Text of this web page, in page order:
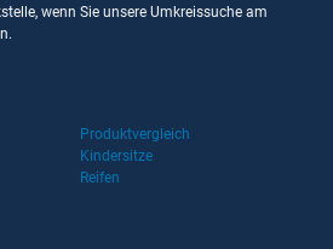
wenn Sie unsere Umkreissuche am
Produktvergleich
Kindersitze
Reifen